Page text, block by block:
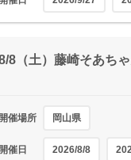
8（土）藤崎そあち
開催場所 岡山県
開催日 2026/8/8